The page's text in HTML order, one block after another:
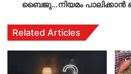
ബൈജു…നിയമം
Related Articles